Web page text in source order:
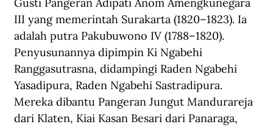
Gusti Pangeran Adipati Anom Amengkunegara
III yang memerintah Surakarta (1820–1823). Ia
adalah putra Pakubuwono IV (1788–1820).
Penyusunannya dipimpin Ki Ngabehi
Ranggasutrasna, didampingi Raden Ngabehi
Yasadipura, Raden Ngabehi Sastradipura.
Mereka dibantu Pangeran Jungut Mandurareja
dari Klaten, Kiai Kasan Besari dari Panaraga,